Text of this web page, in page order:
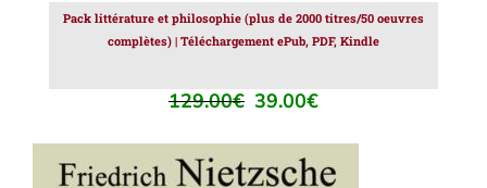
Pack littérature et philosophie (plus de 2000 titres/50 oeuvres
complètes) | Téléchargement ePub, PDF, Kindle
129.00€ Le
initial
était :
39.00€Le
actuel
est :